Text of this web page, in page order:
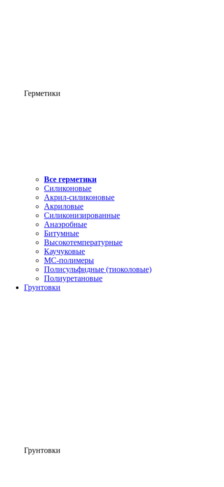
Герметики
Все герметики
Силиконовые
Акрил-силиконовые
Акриловые
Силиконизированные
Анаэробные
Битумные
Высокотемпературные
Каучуковые
МС-полимеры
Полисульфидные (тиоколовые)
Полиуретановые
Грунтовки
Грунтовки